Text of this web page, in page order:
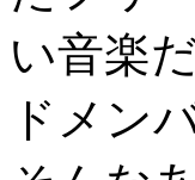
い音楽
ドメン